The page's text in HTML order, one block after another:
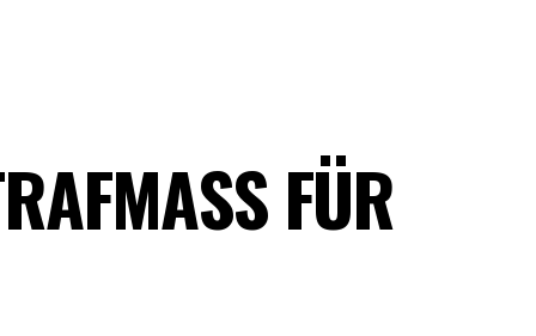
FÜR A